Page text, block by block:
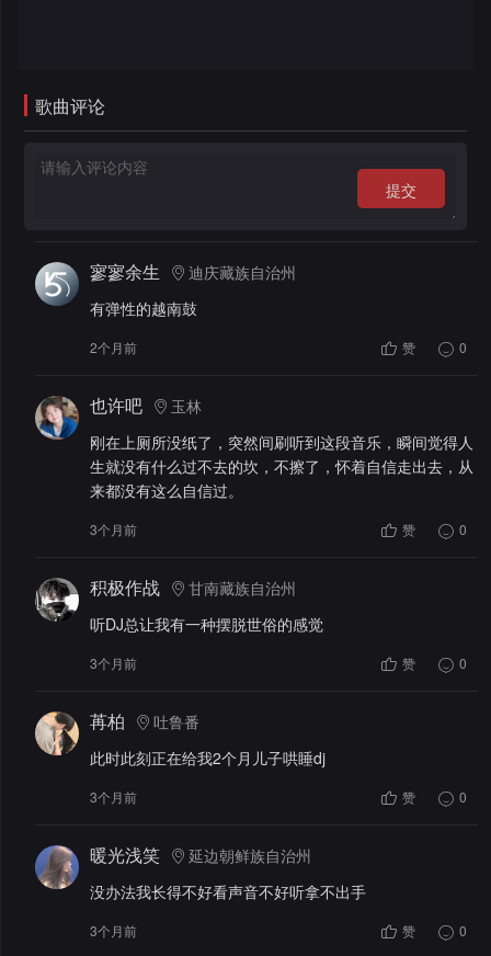
歌曲评论
提交
寥寥余生
迪庆藏族自治州
有弹性的越南鼓
2个月前 赞 0
也许吧
玉林
刚在上厕所没纸了，突然间刷听到这段音乐，瞬间觉得人
生就没有什么过不去的坎，不擦了，怀着自信走出去，从
来都没有这么自信过。
3个月前 赞 0
积极作战
甘南藏族自治州
听DJ总让我有一种摆脱世俗的感觉
3个月前 赞 0
苒柏
吐鲁番
此时此刻正在给我2个月儿子哄睡dj
3个月前 赞 0
暖光浅笑
延边朝鲜族自治州
没办法我长得不好看声音不好听拿不出手
3个月前 赞 0